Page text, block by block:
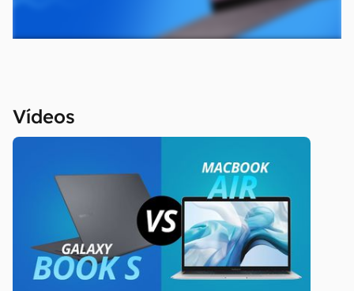
Vídeos
operadora que comercializa o produto para
confirmar suas características detalhadas e
os resultados obtidos com o uso dessas
informações. As informações são fornecidas
precisão, detalhes, variações ou em relação
aos resultados obtidos com o uso dessas
informações.